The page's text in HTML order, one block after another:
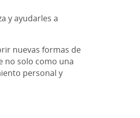
y ayudarles a
nuevas formas de
no solo como una
personal y